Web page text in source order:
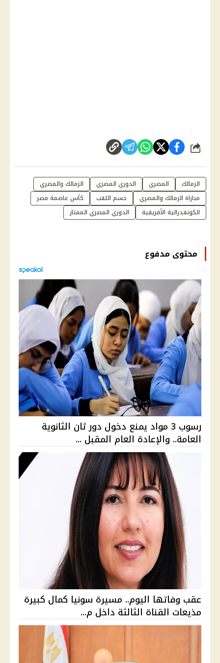
شارك
الزمالك المصري الدوري المصري
الزمالك والمصري
مباراة الزمالك والمصري
حسم اللقب
كأس عاصمة مصر
الكونفدرالية الأفريقية
الدوري المصري الممتاز
محتوى مدفوع
رسوب 3 مواد يمنع دخول دور ثان الثانوية
العامة.. والإعادة العام المقبل ...
عقب وفاتها اليوم.. مسيرة سونيا كمال كبيرة
مذيعات القناة الثالثة داخل م...